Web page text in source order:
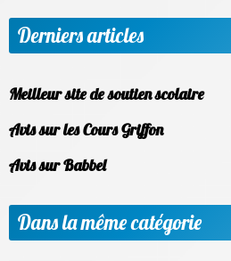
Derniers articles
Meilleur site de soutien scolaire
Avis sur les Cours Griffon
Avis sur Babbel
Dans la même catégorie